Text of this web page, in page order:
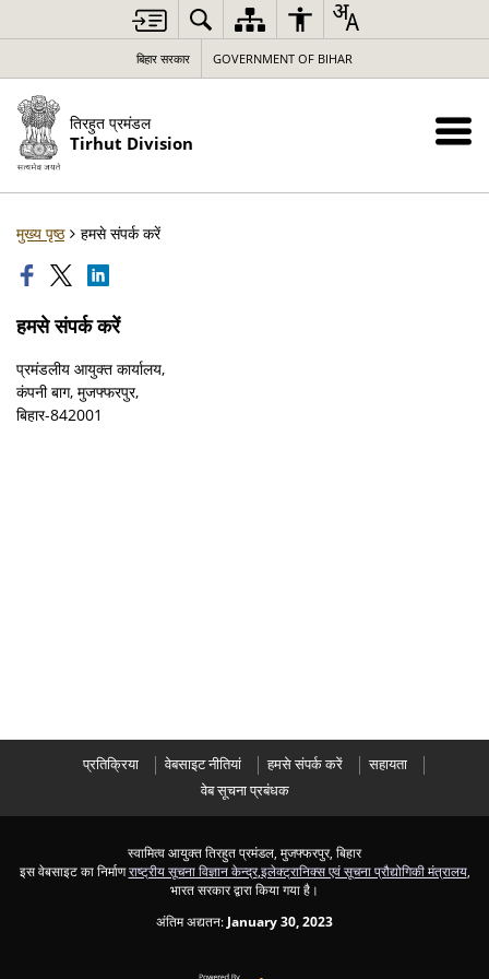
बिहार सरकार GOVERNMENT OF BIHAR
तिरहुत प्रमंडल
Tirhut Division
मुख्य पृष्ठ हमसे संपर्क करें
हमसे संपर्क करें
प्रमंडलीय आयुक्त कार्यालय,
कंपनी बाग, मुजफ्फरपुर,
बिहार-842001
प्रतिक्रिया वेबसाइट नीतियां हमसे संपर्क करें
सहायता
वेब सूचना प्रबंधक
स्वामित्व आयुक्त तिरहुत प्रमंडल, मुजफ्फरपुर, बिहार
इस वेबसाइट का निर्माणराष्ट्रीय सूचना विज्ञान केन्द्र,इलेक्ट्रानिक्स एवं सूचना प्रौद्योगिकी मंत्रालय,
भारत सरकार द्वारा किया गया है।
अंतिम अद्यतन: January 30, 2023